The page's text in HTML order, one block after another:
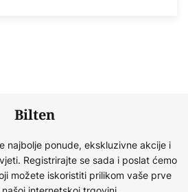
Bilten
najbolje ponude, ekskluzivne akcije i
Registrirajte se sada i poslat ćemo
možete iskoristiti prilikom vaše prve